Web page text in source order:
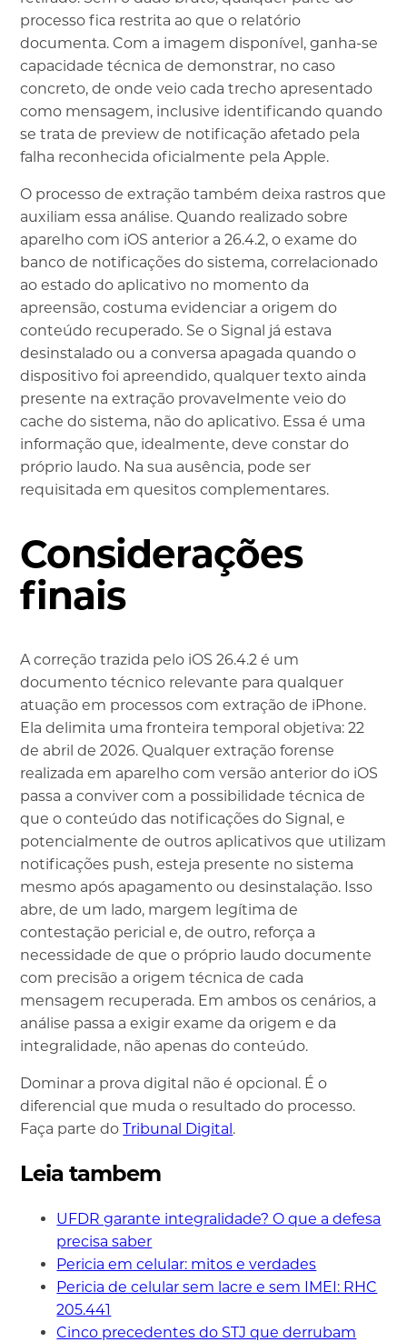
processo fica restrita ao que o relatório
documenta. Com a imagem disponível, ganha-se
capacidade técnica de demonstrar, no caso
concreto, de onde veio cada trecho apresentado
como mensagem, inclusive identificando quando
se trata de preview de notificação afetado pela
falha reconhecida oficialmente pela Apple.
O processo de extração também deixa rastros que
auxiliam essa análise. Quando realizado sobre
aparelho com iOS anterior a 26.4.2, o exame do
banco de notificações do sistema, correlacionado
ao estado do aplicativo no momento da
apreensão, costuma evidenciar a origem do
conteúdo recuperado. Se o Signal já estava
desinstalado ou a conversa apagada quando o
dispositivo foi apreendido, qualquer texto ainda
presente na extração provavelmente veio do
cache do sistema, não do aplicativo. Essa é uma
informação que, idealmente, deve constar do
próprio laudo. Na sua ausência, pode ser
requisitada em quesitos complementares.
Considerações
finais
A correção trazida pelo iOS 26.4.2 é um
documento técnico relevante para qualquer
atuação em processos com extração de iPhone.
Ela delimita uma fronteira temporal objetiva: 22
de abril de 2026. Qualquer extração forense
realizada em aparelho com versão anterior do iOS
passa a conviver com a possibilidade técnica de
que o conteúdo das notificações do Signal, e
potencialmente de outros aplicativos que utilizam
notificações push, esteja presente no sistema
mesmo após apagamento ou desinstalação. Isso
abre, de um lado, margem legítima de
contestação pericial e, de outro, reforça a
necessidade de que o próprio laudo documente
com precisão a origem técnica de cada
mensagem recuperada. Em ambos os cenários, a
análise passa a exigir exame da origem e da
integralidade, não apenas do conteúdo.
Dominar a prova digital não é opcional. É o
diferencial que muda o resultado do processo.
Faça parte doTribunal Digital.
Leia tambem
UFDR garante integralidade? O que a defesa
precisa saber
Pericia em celular: mitos e verdades
Pericia de celular sem lacre e sem IMEI: RHC
205.441
Cinco precedentes do STJ que derrubam